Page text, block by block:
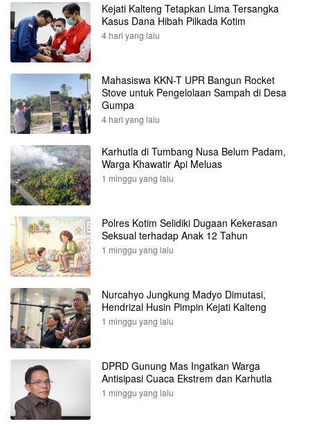
Kejati Kalteng Tetapkan Lima Tersangka
Kasus Dana Hibah Pilkada Kotim
4 hari yang lalu
Mahasiswa KKN-T UPR Bangun Rocket
Stove untuk Pengelolaan Sampah di Desa
Gumpa
4 hari yang lalu
Karhutla di Tumbang Nusa Belum Padam,
Warga Khawatir Api Meluas
1 minggu yang lalu
Polres Kotim Selidiki Dugaan Kekerasan
Seksual terhadap Anak 12 Tahun
1 minggu yang lalu
Nurcahyo Jungkung Madyo Dimutasi,
Hendrizal Husin Pimpin Kejati Kalteng
1 minggu yang lalu
DPRD Gunung Mas Ingatkan Warga
Antisipasi Cuaca Ekstrem dan Karhutla
1 minggu yang lalu